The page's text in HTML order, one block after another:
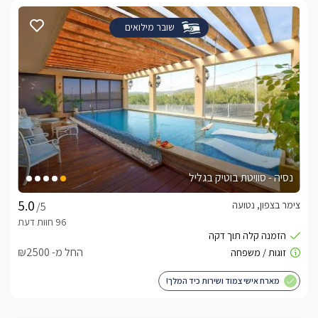
שובר מילואים
נסיה - סוויטת בוטיק בגליל
/5
צימר בצפון, נטועה
החל מ- ₪2500
מארח אישי צמוד ושירות כיד המלך!